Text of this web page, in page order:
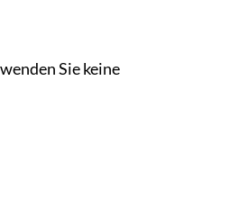
Sie keine